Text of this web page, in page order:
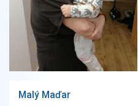
Malý Maďar